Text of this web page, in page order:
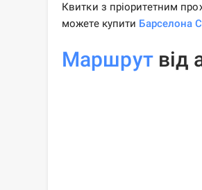
Квитки з пріоритетним
можете купити Барселона
Маршрутвід